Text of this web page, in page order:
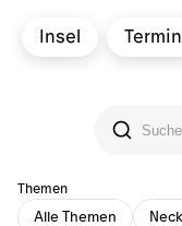
Insel
Themen
Alle Themen